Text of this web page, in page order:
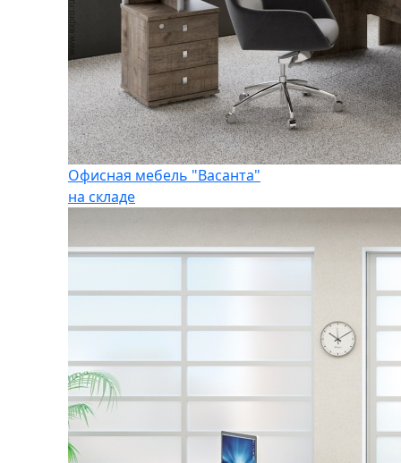
Офисная мебель "Васанта"
на складе